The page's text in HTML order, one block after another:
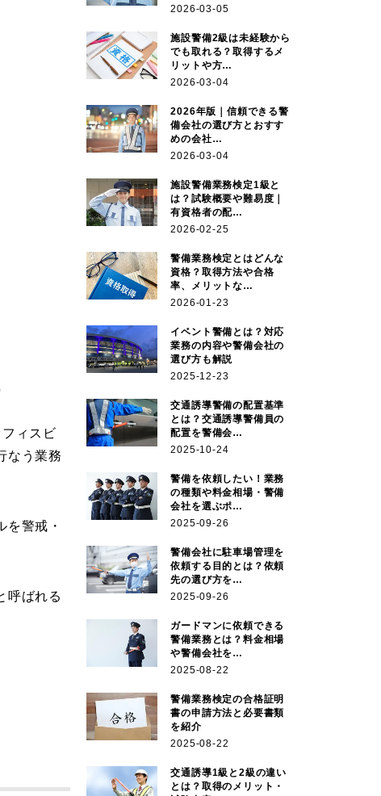
ィスビ
なう業務
警戒・
呼ばれる
2026-03-05
施設警備2級は未経験から
でも取れる？取得するメ
リットや方…
2026-03-04
2026年版｜信頼できる警
備会社の選び方とおすす
めの会社…
2026-03-04
施設警備業務検定1級と
は？試験概要や難易度｜
有資格者の配…
2026-02-25
警備業務検定とはどんな
資格？取得方法や合格
率、メリットな…
2026-01-23
イベント警備とは？対応
業務の内容や警備会社の
選び方も解説
2025-12-23
交通誘導警備の配置基準
とは？交通誘導警備員の
配置を警備会…
2025-10-24
警備を依頼したい！業務
の種類や料金相場・警備
会社を選ぶポ…
2025-09-26
警備会社に駐車場管理を
依頼する目的とは？依頼
先の選び方を…
2025-09-26
ガードマンに依頼できる
警備業務とは？料金相場
や警備会社を…
2025-08-22
警備業務検定の合格証明
書の申請方法と必要書類
を紹介
2025-08-22
交通誘導1級と2級の違い
とは？取得のメリット・